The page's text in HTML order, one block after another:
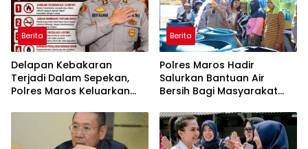
Berita
Delapan Kebakaran
Terjadi Dalam Sepekan,
Polres Maros Keluarkan
Masyarakat
Berita
Polres Maros Hadir
Salurkan Bantuan Air
Bersih Bagi Masyarakat
Di Maros